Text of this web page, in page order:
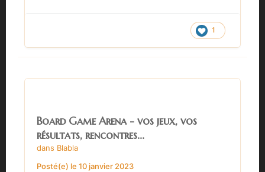
1
Board Game Arena - vos jeux, vos
résultats, rencontres...
dans Blabla
Posté(e) le 10 janvier 2023